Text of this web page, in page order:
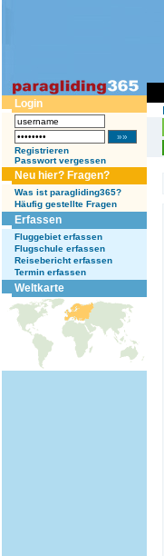
Login
Registrieren
Passwort vergessen
Neu hier? Fragen?
Was ist paragliding365?
Häufig gestellte Fragen
Erfassen
Fluggebiet erfassen
Flugschule erfassen
Reisebericht erfassen
Termin erfassen
Weltkarte